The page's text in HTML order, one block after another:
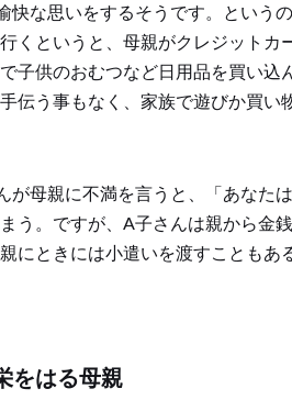
快な思いをするそうです。という
くというと、母親がクレジットカ
子供のおむつなど日用品を買い込
伝う事もなく、家族で遊びか買い
が母親に不満を言うと、「あなた
う。ですが、A子さんは親から金
にときには小遣いを渡すこともあ
をはる母親